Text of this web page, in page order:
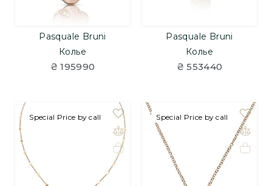
Pasquale Bruni
Колье
₴ 195990
Pasquale Bruni
Колье
₴ 553440
Special Price by call Special Price by call